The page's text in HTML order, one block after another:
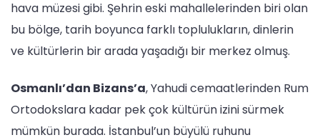
hava müzesi gibi. Şehrin eski mahallelerinden biri olan
bu bölge, tarih boyunca farklı toplulukların, dinlerin
ve kültürlerin bir arada yaşadığı bir merkez olmuş.
Osmanlı’dan Bizans’a, Yahudi cemaatlerinden Rum
Ortodokslara kadar pek çok kültürün izini sürmek
mümkün burada. İstanbul’un büyülü ruhunu